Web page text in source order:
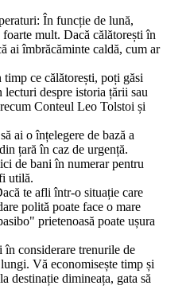
În funcție de lună,
mult. Dacă călătorești în
ai îmbrăcăminte caldă, cum ar
ce călătorești, poți găsi
lecturi despre istoria țării sau
Conteul Leo Tolstoi și
ai o înțelegere de bază a
țară în caz de urgență.
de bani în numerar pentru
utilă.
te afli într-o situație care
polită poate face o mare
prietenoasă poate ușura
considerare trenurile de
Vă economisește timp și
destinație dimineața, gata să